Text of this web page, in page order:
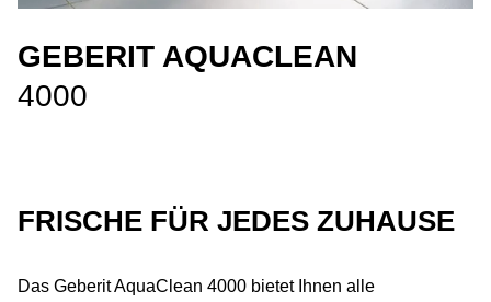
GEBERIT AQUACLEAN
4000
FRISCHE FÜR JEDES ZUHAUSE
Das Geberit AquaClean 4000 bietet Ihnen alle